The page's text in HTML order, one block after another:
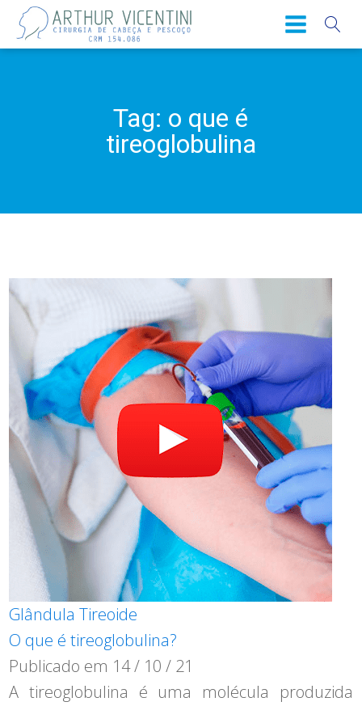
Tag: o que é
tireoglobulina
Glândula Tireoide
O que é tireoglobulina?
Publicado em 14 / 10 / 21
A tireoglobulina é uma molécula produzida